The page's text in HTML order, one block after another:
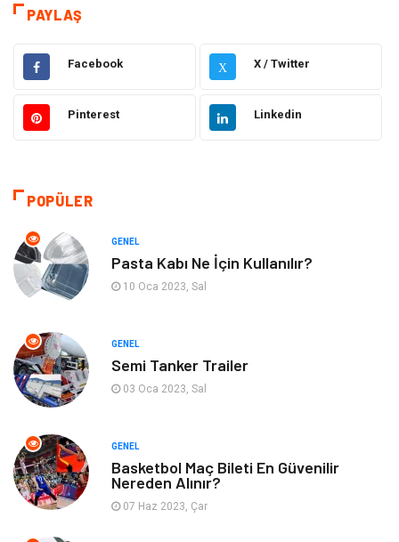
Tatil
Eğitim Gıda
Hukuk Elektrik Elektronik
Makine
Kültür
Güzellik & Bakım
Bilgisayar & Yazılım Mobilya
Bebek Giyim Moda
Blogroll
PAYLAŞ
Facebook X X / Twitter
Pinterest Linkedin
POPÜLER
GENEL
Pasta Kabı Ne İçin Kullanılır?
10 Oca 2023, Sal
GENEL
Semi Tanker Trailer
03 Oca 2023, Sal
GENEL
Basketbol Maç Bileti En Güvenilir
Nereden Alınır?
07 Haz 2023, Çar